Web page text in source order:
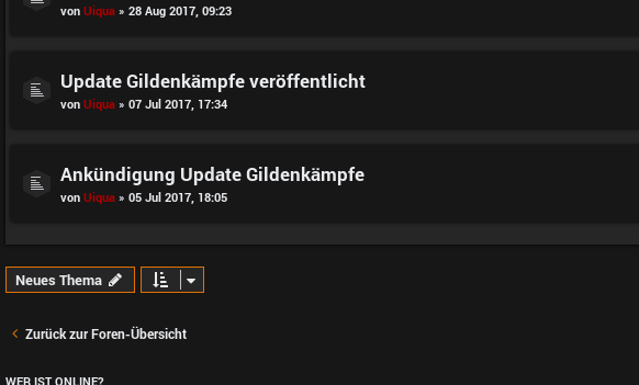
von Uiqua » 28 Aug 2017, 09:23
Update Gildenkämpfe veröffentlicht
von Uiqua » 07 Jul 2017, 17:34
Ankündigung Update Gildenkämpfe
von Uiqua » 05 Jul 2017, 18:05
Neues Thema
Zurück zur Foren-Übersicht